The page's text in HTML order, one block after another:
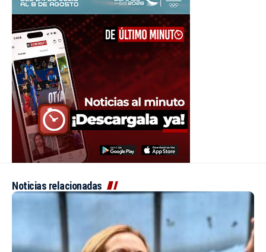
Noticias relacionadas